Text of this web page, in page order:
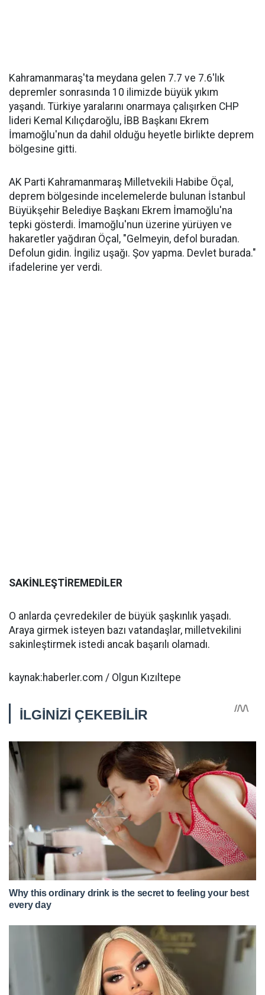
Kahramanmaraş'ta meydana gelen 7.7 ve 7.6'lık
depremler sonrasında 10 ilimizde büyük yıkım
yaşandı. Türkiye yaralarını onarmaya çalışırken CHP
lideri Kemal Kılıçdaroğlu, İBB Başkanı Ekrem
İmamoğlu'nun da dahil olduğu heyetle birlikte deprem
bölgesine gitti.
AK Parti Kahramanmaraş Milletvekili Habibe Öçal,
deprem bölgesinde incelemelerde bulunan İstanbul
Büyükşehir Belediye Başkanı Ekrem İmamoğlu'na
tepki gösterdi. İmamoğlu'nun üzerine yürüyen ve
hakaretler yağdıran Öçal, "Gelmeyin, defol buradan.
Defolun gidin. İngiliz uşağı. Şov yapma. Devlet burada."
ifadelerine yer verdi.
SAKİNLEŞTİREMEDİLER
O anlarda çevredekiler de büyük şaşkınlık yaşadı.
Araya girmek isteyen bazı vatandaşlar, milletvekilini
sakinleştirmek istedi ancak başarılı olamadı.
kaynak:haberler.com / Olgun Kızıltepe